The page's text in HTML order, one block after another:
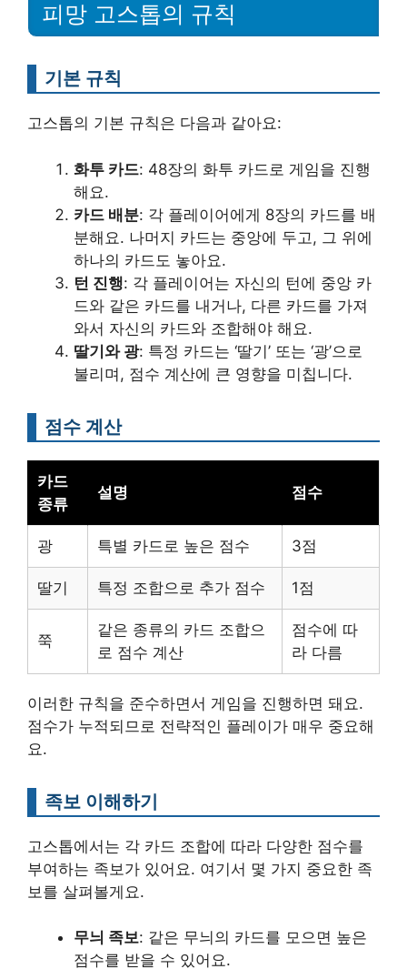
피망 고스톱의 규칙
기본 규칙
고스톱의 기본 규칙은 다음과 같아요:
화투 카드: 48장의 화투 카드로 게임을 진행
해요.
카드 배분: 각 플레이어에게 8장의 카드를 배
분해요. 나머지 카드는 중앙에 두고, 그 위에
하나의 카드도 놓아요.
턴 진행: 각 플레이어는 자신의 턴에 중앙 카
드와 같은 카드를 내거나, 다른 카드를 가져
와서 자신의 카드와 조합해야 해요.
딸기와 광: 특정 카드는 ‘딸기’ 또는 ‘광’으로
불리며, 점수 계산에 큰 영향을 미칩니다.
점수 계산
카드
종류
설명 점수
광 특별 카드로 높은 점수 3점
딸기 특정 조합으로 추가 점수 1점
쭉
같은 종류의 카드 조합으
로 점수 계산
점수에 따
라 다름
이러한 규칙을 준수하면서 게임을 진행하면 돼요.
점수가 누적되므로 전략적인 플레이가 매우 중요해
요.
족보 이해하기
고스톱에서는 각 카드 조합에 따라 다양한 점수를
부여하는 족보가 있어요. 여기서 몇 가지 중요한 족
보를 살펴볼게요.
무늬 족보: 같은 무늬의 카드를 모으면 높은
점수를 받을 수 있어요.